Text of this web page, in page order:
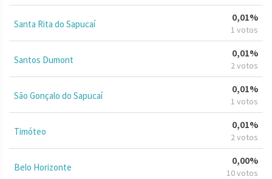
Santa Rita do Sapucaí
0,01%
1 votos
Santos Dumont
0,01%
2 votos
São Gonçalo do Sapucaí
0,01%
1 votos
Timóteo
0,01%
2 votos
Belo Horizonte
0,00%
10 votos